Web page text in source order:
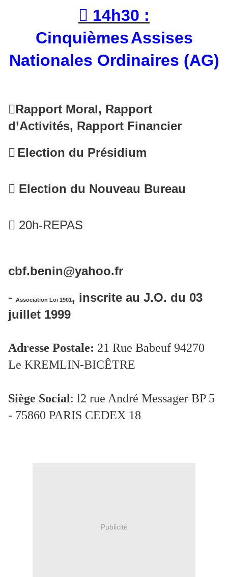
 14h30 :
CinquièmesAssises
Nationales Ordinaires (AG)
Rapport Moral, Rapport
d’Activités, Rapport Financier
 Election du Présidium
 Election du Nouveau Bureau
 20h-REPAS
cbf.benin@yahoo.fr
-
Association Loi 1901, inscrite au J.O. du 03
juillet 1999
Adresse Postale: 21 Rue Babeuf 94270
Le KREMLIN-BICÊTRE
Siège Social: l2 rue André Messager BP 5
- 75860 PARIS CEDEX 18
Publicité